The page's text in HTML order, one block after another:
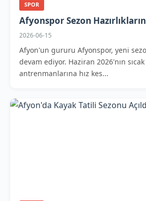
SPOR
Afyonspor Sezon
2026-06-15
Afyon'un gururu Afyonspor, yeni
devam ediyor. Haziran 2026'nın
antrenmanlarına hız kes...